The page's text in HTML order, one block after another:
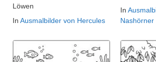
Löwen
In Ausmalbilder von Hercules
In
Nashörner